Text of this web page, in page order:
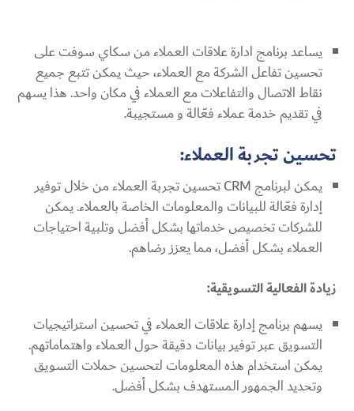
يساعد برنامج ادارة علاقات العملاء من سكاي سوفت على
تحسين تفاعل الشركة مع العملاء، حيث يمكن تتبع جميع
نقاط الاتصال والتفاعلات مع العملاء في مكان واحد. هذا يسهم
في تقديم خدمة عملاء فعّالة و مستجيبة.
تحسين تجربة العملاء:
يمكن لبرنامج CRM تحسين تجربة العملاء من خلال توفير
إدارة فعّالة للبيانات والمعلومات الخاصة بالعملاء. يمكن
للشركات تخصيص خدماتها بشكل أفضل وتلبية احتياجات
العملاء بشكل أفضل، مما يعزز رضاهم.
زيادة الفعالية التسويقية:
يسهم برنامج إدارة علاقات العملاء في تحسين استراتيجيات
التسويق عبر توفير بيانات دقيقة حول العملاء واهتماماتهم.
يمكن استخدام هذه المعلومات لتحسين حملات التسويق
وتحديد الجمهور المستهدف بشكل أفضل.